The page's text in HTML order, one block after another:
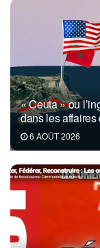
« Ceuta » ou
dans les
6 AOÛT 2026